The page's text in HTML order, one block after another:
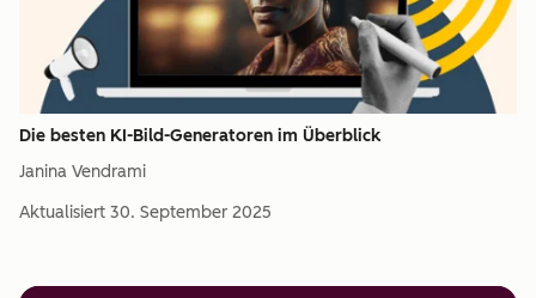
Die besten KI-Bild-Generatoren im Überblick
Janina Vendrami
Aktualisiert 30. September 2025